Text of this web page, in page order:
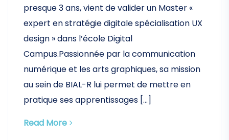
presque 3 ans, vient de valider un Master «
expert en stratégie digitale spécialisation UX
design » dans l’école Digital
Campus.Passionnée par la communication
numérique et les arts graphiques, sa mission
au sein de BIAL-R lui permet de mettre en
pratique ses apprentissages […]
Read More